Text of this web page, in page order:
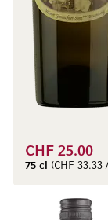
CHF 25.00
75 cl (CHF 33.33